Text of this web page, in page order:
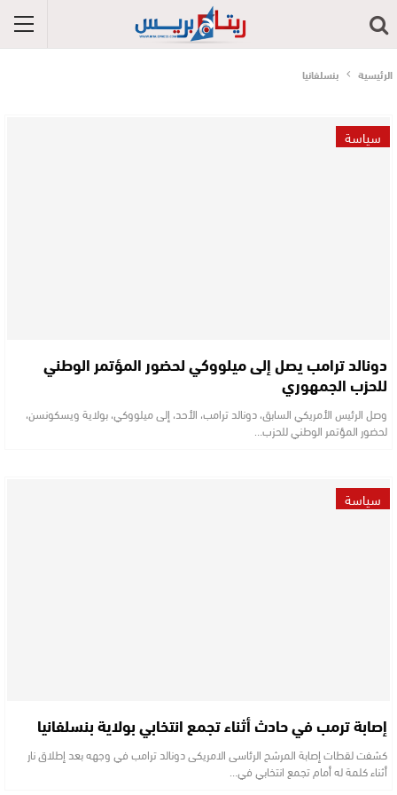
الرئيسية بنسلفانيا
سياسة
دونالد ترامب يصل إلى ميلووكي لحضور المؤتمر الوطني
للحزب الجمهوري
وصل الرئيس الأمريكي السابق، دونالد ترامب، الأحد، إلى ميلووكي، بولاية ويسكونسن،
لحضور المؤتمر الوطني للحزب…
سياسة
إصابة ترمب في حادث أثناء تجمع انتخابي بولاية بنسلفانيا
كشفت لقطات إصابة المرشح الرئاسى الامريكى دونالد ترامب في وجهه بعد إطلاق نار
أثناء كلمة له أمام تجمع انتخابي في…